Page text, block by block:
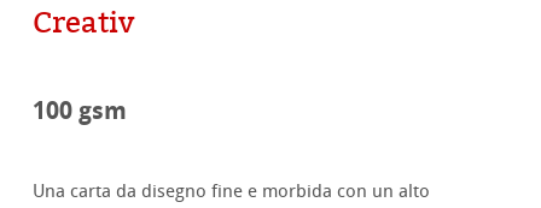
Creativ
100 gsm
Una carta da disegno fine e morbida con un alto